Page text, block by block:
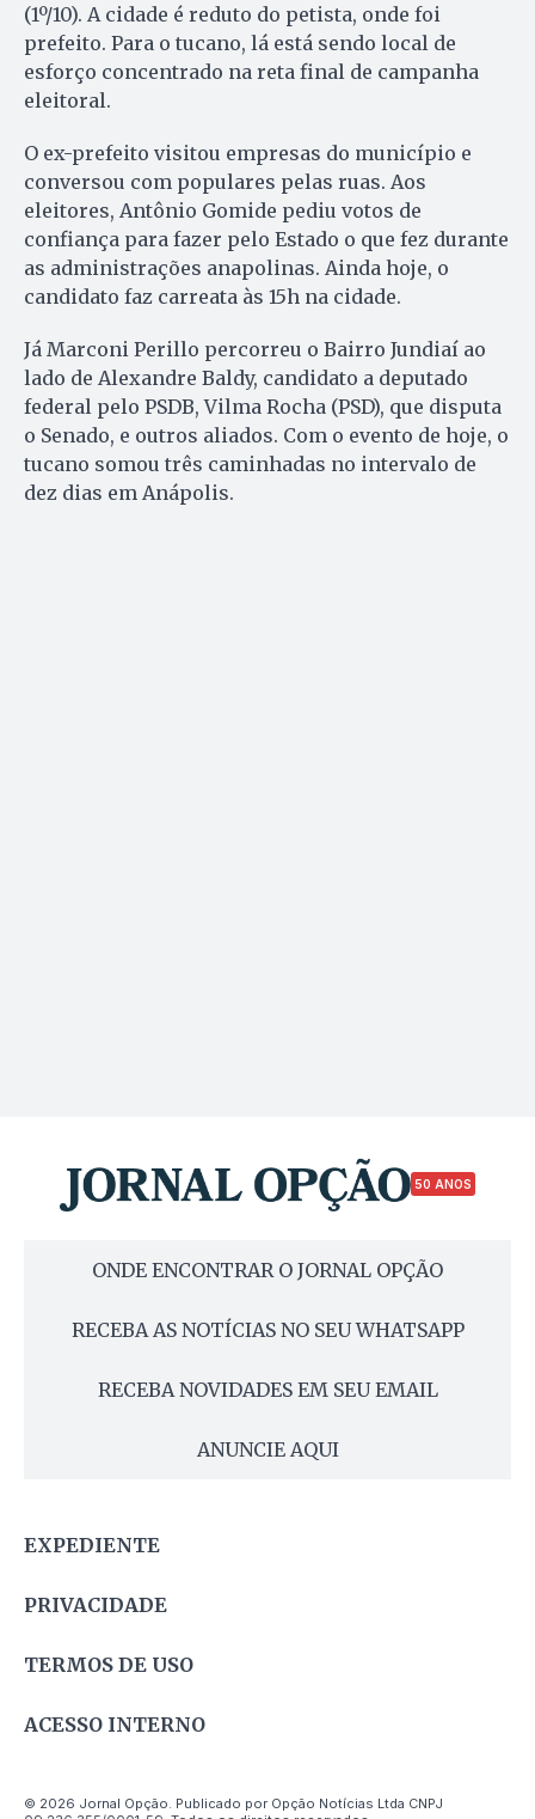
(1º/10). A cidade é reduto do petista, onde foi
prefeito. Para o tucano, lá está sendo local de
esforço concentrado na reta final de campanha
eleitoral.
O ex-prefeito visitou empresas do município e
conversou com populares pelas ruas. Aos
eleitores, Antônio Gomide pediu votos de
confiança para fazer pelo Estado o que fez durante
as administrações anapolinas. Ainda hoje, o
candidato faz carreata às 15h na cidade.
Já Marconi Perillo percorreu o Bairro Jundiaí ao
lado de Alexandre Baldy, candidato a deputado
federal pelo PSDB, Vilma Rocha (PSD), que disputa
o Senado, e outros aliados. Com o evento de hoje, o
tucano somou três caminhadas no intervalo de
dez dias em Anápolis.
50 ANOS
ONDE ENCONTRAR O JORNAL OPÇÃO
RECEBA AS NOTÍCIAS NO SEU WHATSAPP
RECEBA NOVIDADES EM SEU EMAIL
ANUNCIE AQUI
EXPEDIENTE
PRIVACIDADE
TERMOS DE USO
ACESSO INTERNO
© 2026 Jornal Opção. Publicado por Opção Notícias Ltda CNPJ